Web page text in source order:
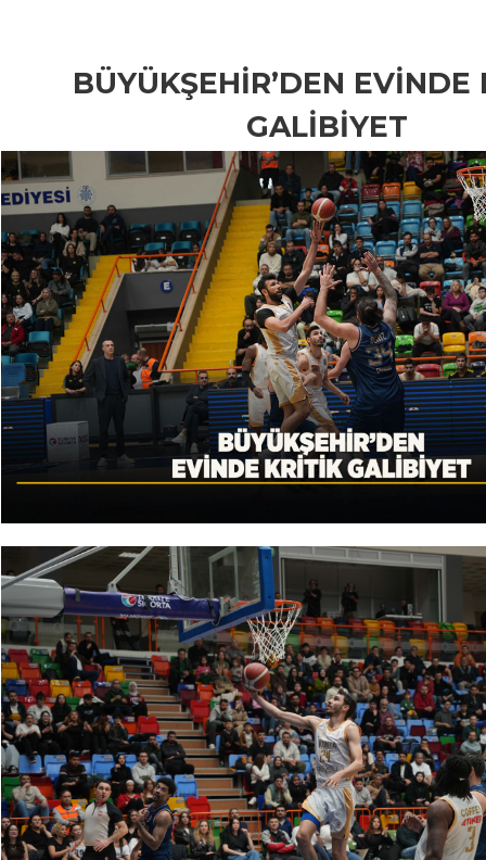
BÜYÜKŞEHİR’DEN EVİNDE
GALİBİYET